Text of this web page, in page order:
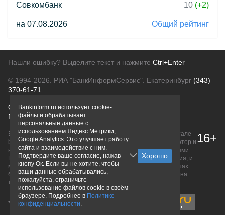
Совкомбанк
10 (+2)
на 07.08.2026 Общий рейтинг
Нашли ошибку? Выделите текст и нажмите Ctrl+Enter
© 1994-2026. РИА "БанкИнформСервис". Екатеринбург (343)
370-61-71
О проектеПолитика конфиденциальности
Правовая информацияДля рекламодателей
Вся информация о продуктах банков, размещенная на портале
bankinform.ru, носит исключительно ознакомительный характер и
не является публичной офертой, определяемой положениями
ГК РФ. Информация не содержит точного и полного описания, и
может быть изменена. Конечные условия уточняйте на сайтах
банков или при личном обращении. Исключительное право на
товарные знаки принадлежит их правообладателям.
16+
Bankinform.ru использует cookie-
файлы и обрабатывает
персональные данные с
использованием Яндекс Метрики,
Google Analytics. Это улучшает работу
сайта и взаимодействие с ним.
Подтвердите ваше согласие, нажав
кнопу Ок. Если вы не хотите, чтобы
ваши данные обрабатывались,
пожалуйста, ограничьте
использование файлов cookie в своём
браузере. Подробнее в Политике
конфиденциальности.